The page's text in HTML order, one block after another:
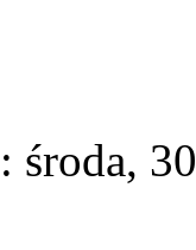
środa,